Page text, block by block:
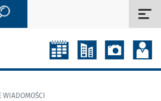
WIADOMOŚCI